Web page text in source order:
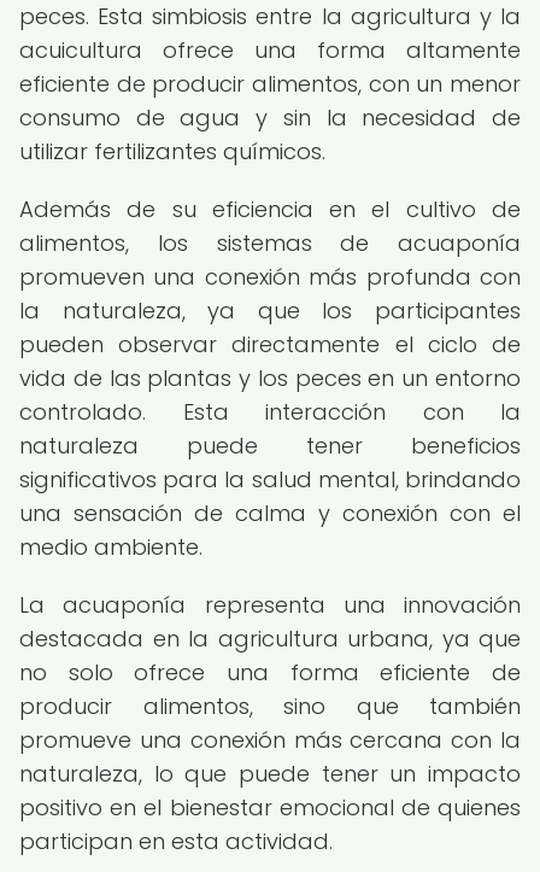
peces. Esta simbiosis entre la agricultura y la
acuicultura ofrece una forma altamente
eficiente de producir alimentos, con un menor
consumo de agua y sin la necesidad de
utilizar fertilizantes químicos.
Además de su eficiencia en el cultivo de
alimentos, los sistemas de acuaponía
promueven una conexión más profunda con
la naturaleza, ya que los participantes
pueden observar directamente el ciclo de
vida de las plantas y los peces en un entorno
controlado. Esta interacción con la
naturaleza puede tener beneficios
significativos para la salud mental, brindando
una sensación de calma y conexión con el
medio ambiente.
La acuaponía representa una innovación
destacada en la agricultura urbana, ya que
no solo ofrece una forma eficiente de
producir alimentos, sino que también
promueve una conexión más cercana con la
naturaleza, lo que puede tener un impacto
positivo en el bienestar emocional de quienes
participan en esta actividad.